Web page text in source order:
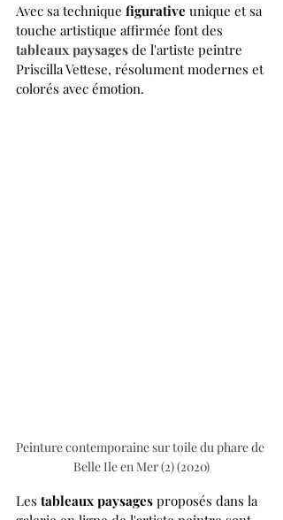
Avec sa technique figurative unique et sa
touche artistique affirmée font des
tableaux paysages de l'artiste peintre
Priscilla Vettese, résolument modernes et
colorés avec émotion.
Peinture contemporaine sur toile du phare de
Belle Ile en Mer (2) (2020)
Les tableaux paysages proposés dans la